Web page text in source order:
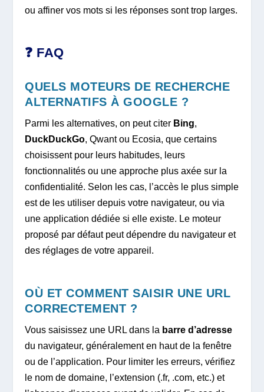
ou affiner vos mots si les réponses sont trop larges.
❓ FAQ
QUELS MOTEURS DE RECHERCHE
ALTERNATIFS À GOOGLE ?
Parmi les alternatives, on peut citer Bing,
DuckDuckGo, Qwant ou Ecosia, que certains
choisissent pour leurs habitudes, leurs
fonctionnalités ou une approche plus axée sur la
confidentialité. Selon les cas, l’accès le plus simple
est de les utiliser depuis votre navigateur, ou via
une application dédiée si elle existe. Le moteur
proposé par défaut peut dépendre du navigateur et
des réglages de votre appareil.
OÙ ET COMMENT SAISIR UNE URL
CORRECTEMENT ?
Vous saisissez une URL dans la barre d’adresse
du navigateur, généralement en haut de la fenêtre
ou de l’application. Pour limiter les erreurs, vérifiez
le nom de domaine, l’extension (.fr, .com, etc.) et